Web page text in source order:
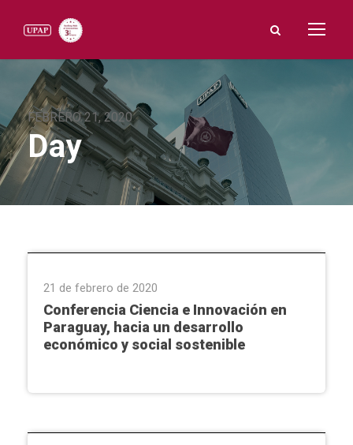
FEBRERO 21, 2020
Day
21 de febrero de 2020
Conferencia Ciencia e Innovación en
Paraguay, hacia un desarrollo
económico y social sostenible